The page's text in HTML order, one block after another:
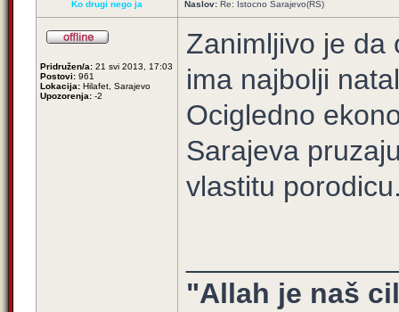
Ko drugi nego ja Naslov: Re: Istocno Sarajevo(RS)
Pridružen/a: 21 svi 2013, 17:03
Postovi: 961
Lokacija: Hilafet, Sarajevo
Upozorenja: -2
Zanimljivo je da
ima najbolji
Ocigledno
Sarajeva
vlastitu
"Allah je naš